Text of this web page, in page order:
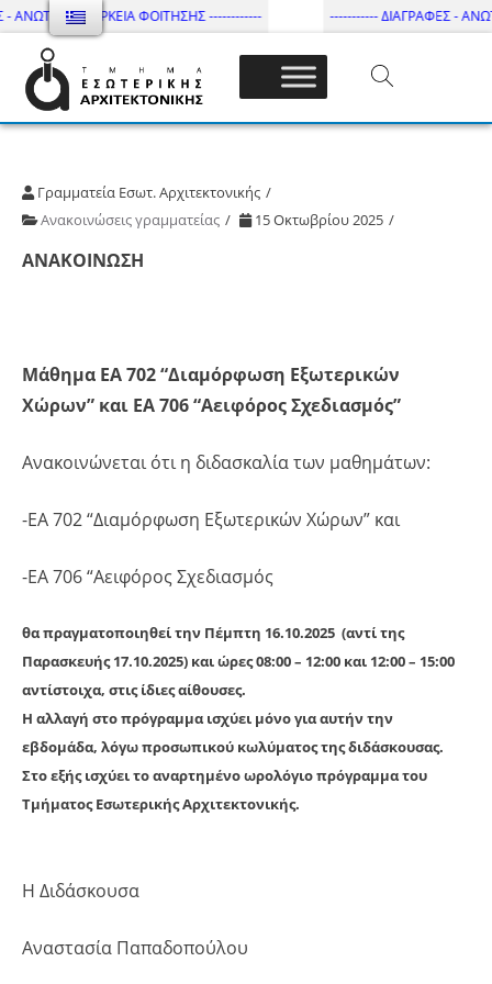
ΔΙΑΡΚΕΙΑ ΦΟΙΤΗΣΗΣ ------------ ----------- ΔΙΑΓΡΑΦΕΣ -
Τμήμα Εσωτ. Αρχιτεκτονικής – ΔΙ.ΠΑ.Ε
Γραμματεία Εσωτ. Αρχιτεκτονικής
Ανακοινώσεις γραμματείας
15 Οκτωβρίου 2025
ΑΝΑΚΟΙΝΩΣΗ
Μάθημα ΕΑ 702 “Διαμόρφωση Εξωτερικών
Χώρων” και ΕΑ 706 “Αειφόρος Σχεδιασμός”
Ανακοινώνεται ότι η διδασκαλία των μαθημάτων:
-ΕΑ 702 “Διαμόρφωση Εξωτερικών Χώρων” και
-ΕΑ 706 “Αειφόρος Σχεδιασμός
θα πραγματοποιηθεί την Πέμπτη 16.10.2025 (αντί της
Παρασκευής 17.10.2025) και ώρες 08:00 – 12:00 και 12:00 – 15:00
αντίστοιχα, στις ίδιες αίθουσες.
Η αλλαγή στο πρόγραμμα ισχύει μόνο για αυτήν την
εβδομάδα, λόγω προσωπικού κωλύματος της διδάσκουσας.
Στο εξής ισχύει το αναρτημένο ωρολόγιο πρόγραμμα του
Τμήματος Εσωτερικής Αρχιτεκτονικής.
Η Διδάσκουσα
Αναστασία Παπαδοπούλου